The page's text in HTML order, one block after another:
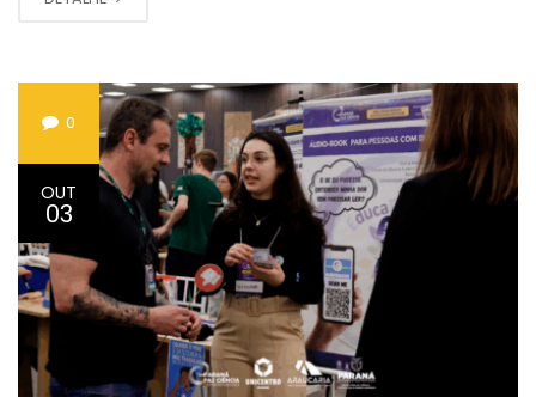
0
OUT
03